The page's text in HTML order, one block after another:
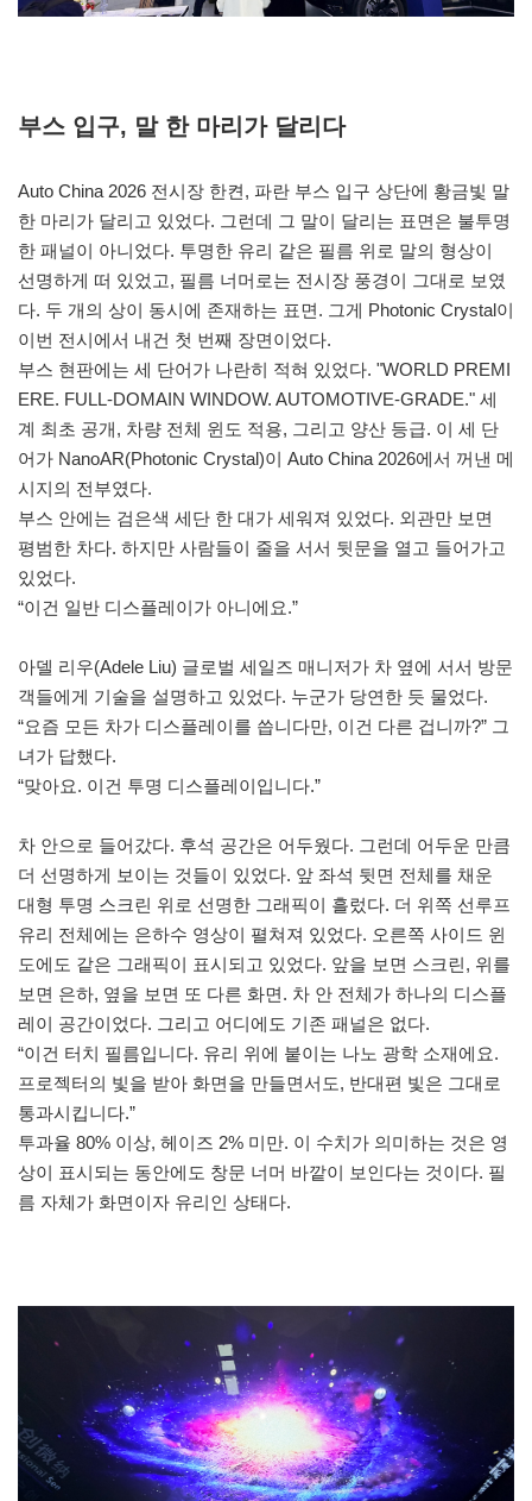
부스 입구, 말 한 마리가 달리다
Auto China 2026 전시장 한켠, 파란 부스 입구 상단에 황금빛 말
한 마리가 달리고 있었다. 그런데 그 말이 달리는 표면은 불투명
한 패널이 아니었다. 투명한 유리 같은 필름 위로 말의 형상이
선명하게 떠 있었고, 필름 너머로는 전시장 풍경이 그대로 보였
다. 두 개의 상이 동시에 존재하는 표면. 그게 Photonic Crystal이
이번 전시에서 내건 첫 번째 장면이었다.
부스 현판에는 세 단어가 나란히 적혀 있었다. "WORLD PREMI
ERE. FULL-DOMAIN WINDOW. AUTOMOTIVE-GRADE." 세
계 최초 공개, 차량 전체 윈도 적용, 그리고 양산 등급. 이 세 단
어가 NanoAR(Photonic Crystal)이 Auto China 2026에서 꺼낸 메
시지의 전부였다.
부스 안에는 검은색 세단 한 대가 세워져 있었다. 외관만 보면
평범한 차다. 하지만 사람들이 줄을 서서 뒷문을 열고 들어가고
있었다.
“이건 일반 디스플레이가 아니에요.”
아델 리우(Adele Liu) 글로벌 세일즈 매니저가 차 옆에 서서 방문
객들에게 기술을 설명하고 있었다. 누군가 당연한 듯 물었다.
“요즘 모든 차가 디스플레이를 씁니다만, 이건 다른 겁니까?” 그
녀가 답했다.
“맞아요. 이건 투명 디스플레이입니다.”
차 안으로 들어갔다. 후석 공간은 어두웠다. 그런데 어두운 만큼
더 선명하게 보이는 것들이 있었다. 앞 좌석 뒷면 전체를 채운
대형 투명 스크린 위로 선명한 그래픽이 흘렀다. 더 위쪽 선루프
유리 전체에는 은하수 영상이 펼쳐져 있었다. 오른쪽 사이드 윈
도에도 같은 그래픽이 표시되고 있었다. 앞을 보면 스크린, 위를
보면 은하, 옆을 보면 또 다른 화면. 차 안 전체가 하나의 디스플
레이 공간이었다. 그리고 어디에도 기존 패널은 없다.
“이건 터치 필름입니다. 유리 위에 붙이는 나노 광학 소재에요.
프로젝터의 빛을 받아 화면을 만들면서도, 반대편 빛은 그대로
통과시킵니다.”
투과율 80% 이상, 헤이즈 2% 미만. 이 수치가 의미하는 것은 영
상이 표시되는 동안에도 창문 너머 바깥이 보인다는 것이다. 필
름 자체가 화면이자 유리인 상태다.